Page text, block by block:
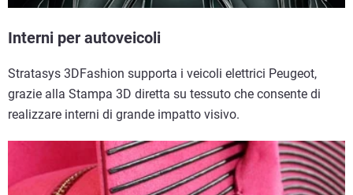
Interni per autoveicoli
Stratasys 3DFashion supporta i veicoli elettrici Peugeot,
grazie alla Stampa 3D diretta su tessuto che consente di
realizzare interni di grande impatto visivo.